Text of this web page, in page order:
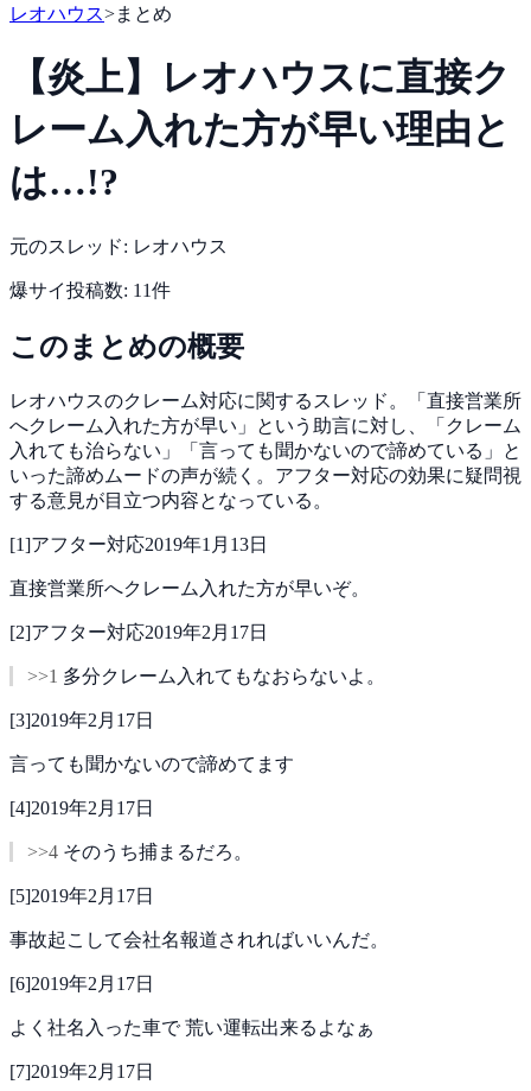
レオハウス>まとめ
【炎上】レオハウスに直接ク
レーム入れた方が早い理由と
は…!?
元のスレッド: レオハウス
爆サイ投稿数: 11件
このまとめの概要
レオハウスのクレーム対応に関するスレッド。「直接営業所
へクレーム入れた方が早い」という助言に対し、「クレーム
入れても治らない」「言っても聞かないので諦めている」と
いった諦めムードの声が続く。アフター対応の効果に疑問視
する意見が目立つ内容となっている。
[1]アフター対応2019年1月13日
直接営業所へクレーム入れた方が早いぞ。
[2]アフター対応2019年2月17日
>>1 多分クレーム入れてもなおらないよ。
[3]2019年2月17日
言っても聞かないので諦めてます
[4]2019年2月17日
>>4 そのうち捕まるだろ。
[5]2019年2月17日
事故起こして会社名報道されればいいんだ。
[6]2019年2月17日
よく社名入った車で荒い運転出来るよなぁ
[7]2019年2月17日